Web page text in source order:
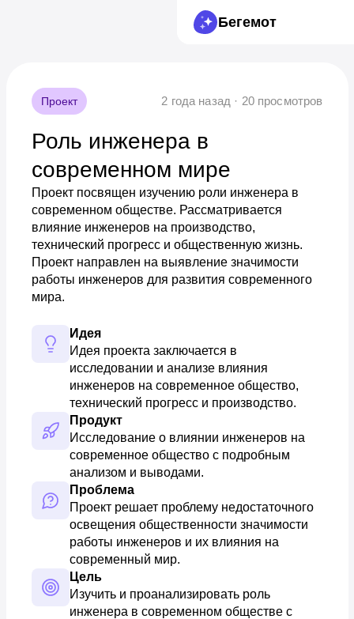
Бегемот
Проект 2 года назад · 20 просмотров
Роль инженера в
современном мире
Проект посвящен изучению роли инженера в
современном обществе. Рассматривается
влияние инженеров на производство,
технический прогресс и общественную жизнь.
Проект направлен на выявление значимости
работы инженеров для развития современного
мира.
Идея
Идея проекта заключается в
исследовании и анализе влияния
инженеров на современное общество,
технический прогресс и производство.
Продукт
Исследование о влиянии инженеров на
современное общество с подробным
анализом и выводами.
Проблема
Проект решает проблему недостаточного
освещения общественности значимости
работы инженеров и их влияния на
современный мир.
Цель
Изучить и проанализировать роль
инженера в современном обществе с